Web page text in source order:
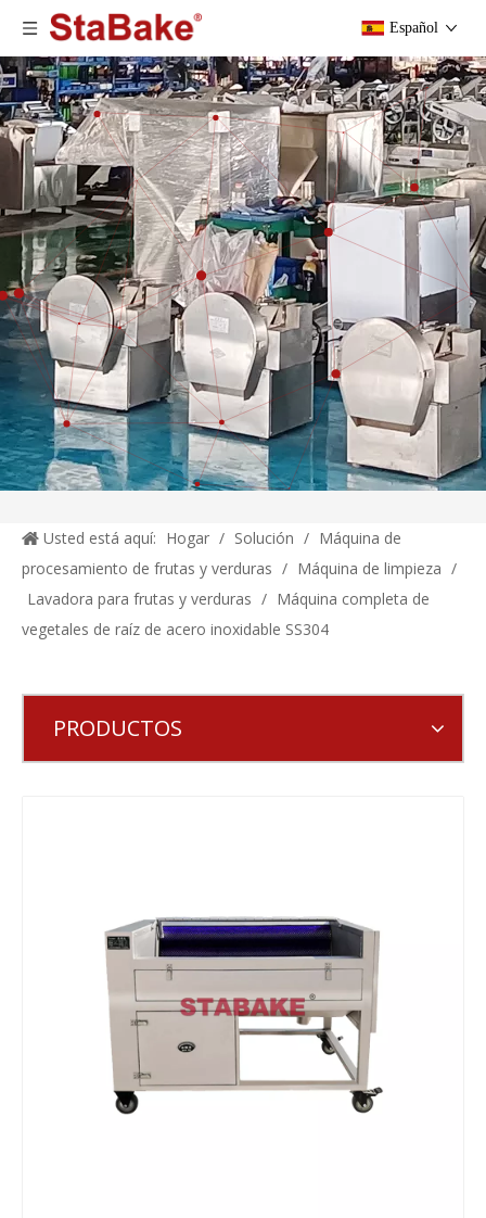
Español
Usted está aquí: Hogar / Solución / Máquina de
procesamiento de frutas y verduras / Máquina de limpieza /
Lavadora para frutas y verduras / Máquina completa de
vegetales de raíz de acero inoxidable SS304
PRODUCTOS